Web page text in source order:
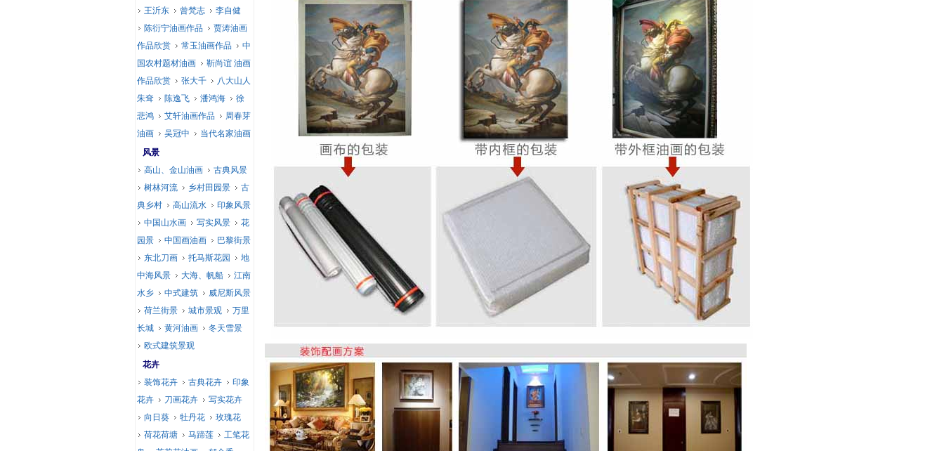
王沂东
曾梵志
李自健
陈衍宁油画作品
贾涛油画
作品欣赏
常玉油画作品
中
国农村题材油画
靳尚谊 油画
作品欣赏
张大千
八大山人
朱耷
陈逸飞 潘鸿海
徐
悲鸿
艾轩油画作品
周春芽
油画
吴冠中
当代名家油画
风景
高山、金山油画
古典风景
树林河流
乡村田园景
古
典乡村
高山流水
印象风景
中国山水画
写实风景
花
园景
中国画油画
巴黎街景
东北刀画
托马斯花园
地
中海风景
大海、帆船
江南
水乡
中式建筑
威尼斯风景
荷兰街景
城市景观
万里
长城
黄河油画
冬天雪景
欧式建筑景观
花卉
装饰花卉
古典花卉
印象
花卉
刀画花卉
写实花卉
向日葵
牡丹花
玫瑰花
荷花荷塘
马蹄莲
工笔花